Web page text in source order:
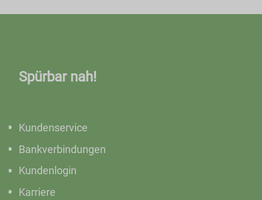
Spürbar nah!
Kundenservice
Bankverbindungen
Kundenlogin
Karriere